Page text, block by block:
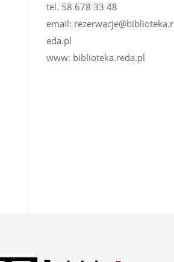
tel. 58 678 33 48
email: rezerwacje@biblioteka.r
eda.pl
www: biblioteka.reda.pl